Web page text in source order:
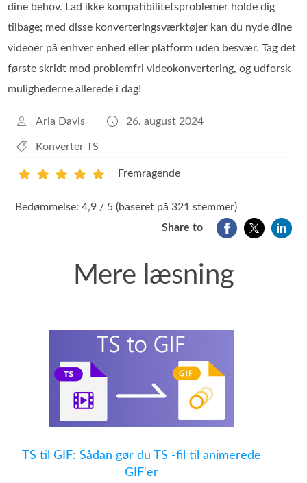
dine behov. Lad ikke kompatibilitetsproblemer holde dig
tilbage; med disse konverteringsværktøjer kan du nyde dine
videoer på enhver enhed eller platform uden besvær. Tag det
første skridt mod problemfri videokonvertering, og udforsk
mulighederne allerede i dag!
Aria Davis 26. august 2024
Konverter TS
Fremragende
Bedømmelse: 4,9 / 5 (baseret på 321 stemmer)
Share to
Mere læsning
TS til GIF: Sådan gør du TS -fil til animerede
GIF'er